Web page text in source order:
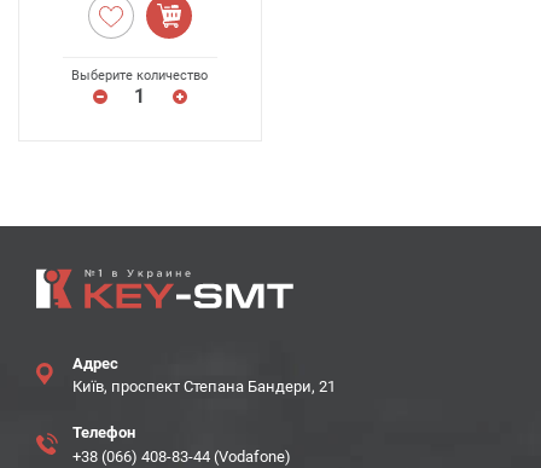
Выберите количество
Адрес
Київ, проспект Степана Бандери, 21
Телефон
+38 (066) 408-83-44 (Vodafone)